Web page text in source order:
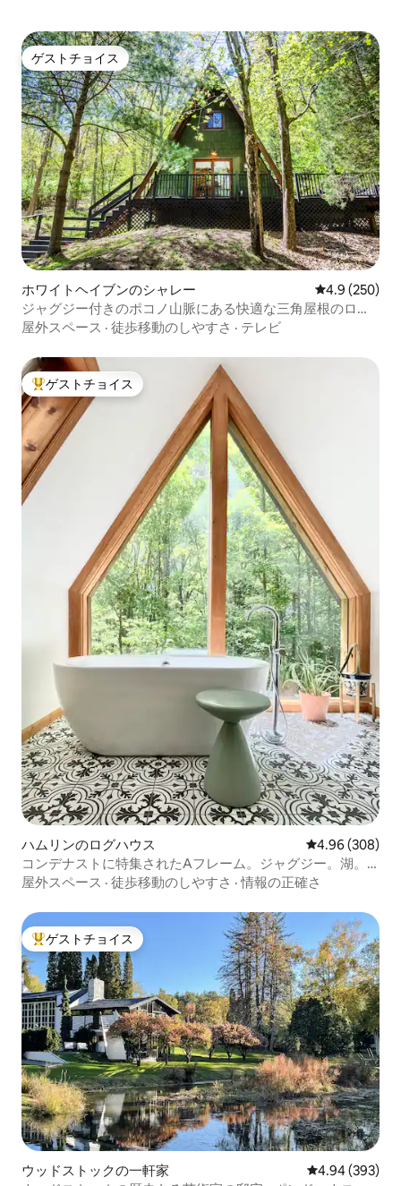
ゲストチョイス
ゲストチョイス
ホワイトヘイブンのシャレー レビュー250
4.9 (250)
ジャグジー付きのポコノ山脈にある快適な三角屋根のログ
ハウス
屋外スペース · 徒歩移動のしやすさ · テレビ
大好評のゲストチョイスです。
ゲストチョイス
ハムリンのログハウス レビュー308
4.96 (308)
コンデナストに特集されたAフレーム。ジャグジー。湖。
プール
屋外スペース · 徒歩移動のしやすさ ·情報の正確さ
大好評のゲストチョイスです。
ゲストチョイス
ウッドストックの一軒家 レビュー393
4.94 (393)